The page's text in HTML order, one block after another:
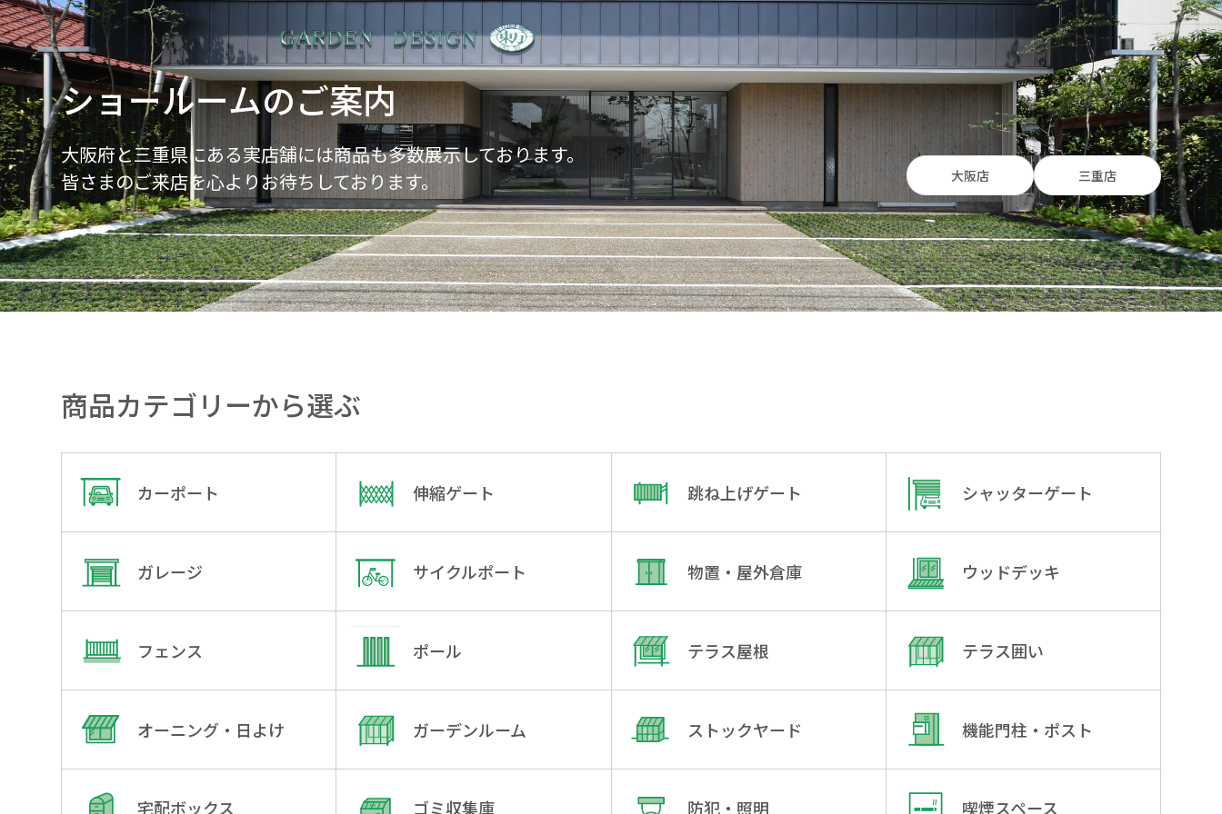
ショールームのご案内
大阪府と三重県にある実店舗には商品も多数展示しております。
皆さまのご来店を心よりお待ちしております。
大阪店 三重店
商品カテゴリーから選ぶ
カーポート 伸縮ゲート 跳ね上げゲート シャッターゲート
ガレージ サイクルポート 物置・屋外倉庫 ウッドデッキ
フェンス ポール テラス屋根 テラス囲い
オーニング・日よけ ガーデンルーム ストックヤード 機能門柱・ポスト
宅配ボックス ゴミ収集庫 防犯・照明 喫煙スペース